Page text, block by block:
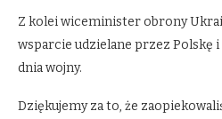
Z kolei wiceminister obrony
wsparcie udzielane przez Polskę
dnia wojny.
Dziękujemy za to, że